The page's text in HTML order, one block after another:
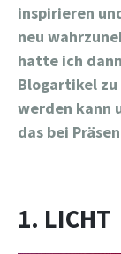
inspirieren
neu
hatte ich
Blogartikel zu
werden kann
das bei
1. LICHT